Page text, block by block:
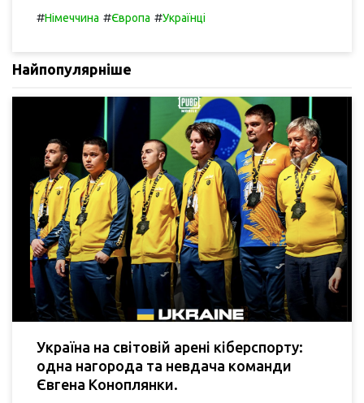
#Німеччина #Європа #Українці
Найпопулярніше
Україна на світовій арені кіберспорту:
одна нагорода та невдача команди
Євгена Коноплянки.